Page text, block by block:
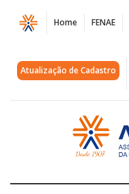
Página
REPASSE
FEIJOADA
Home FENAE
Atualização de Cadastro
Acessar
página
inicial